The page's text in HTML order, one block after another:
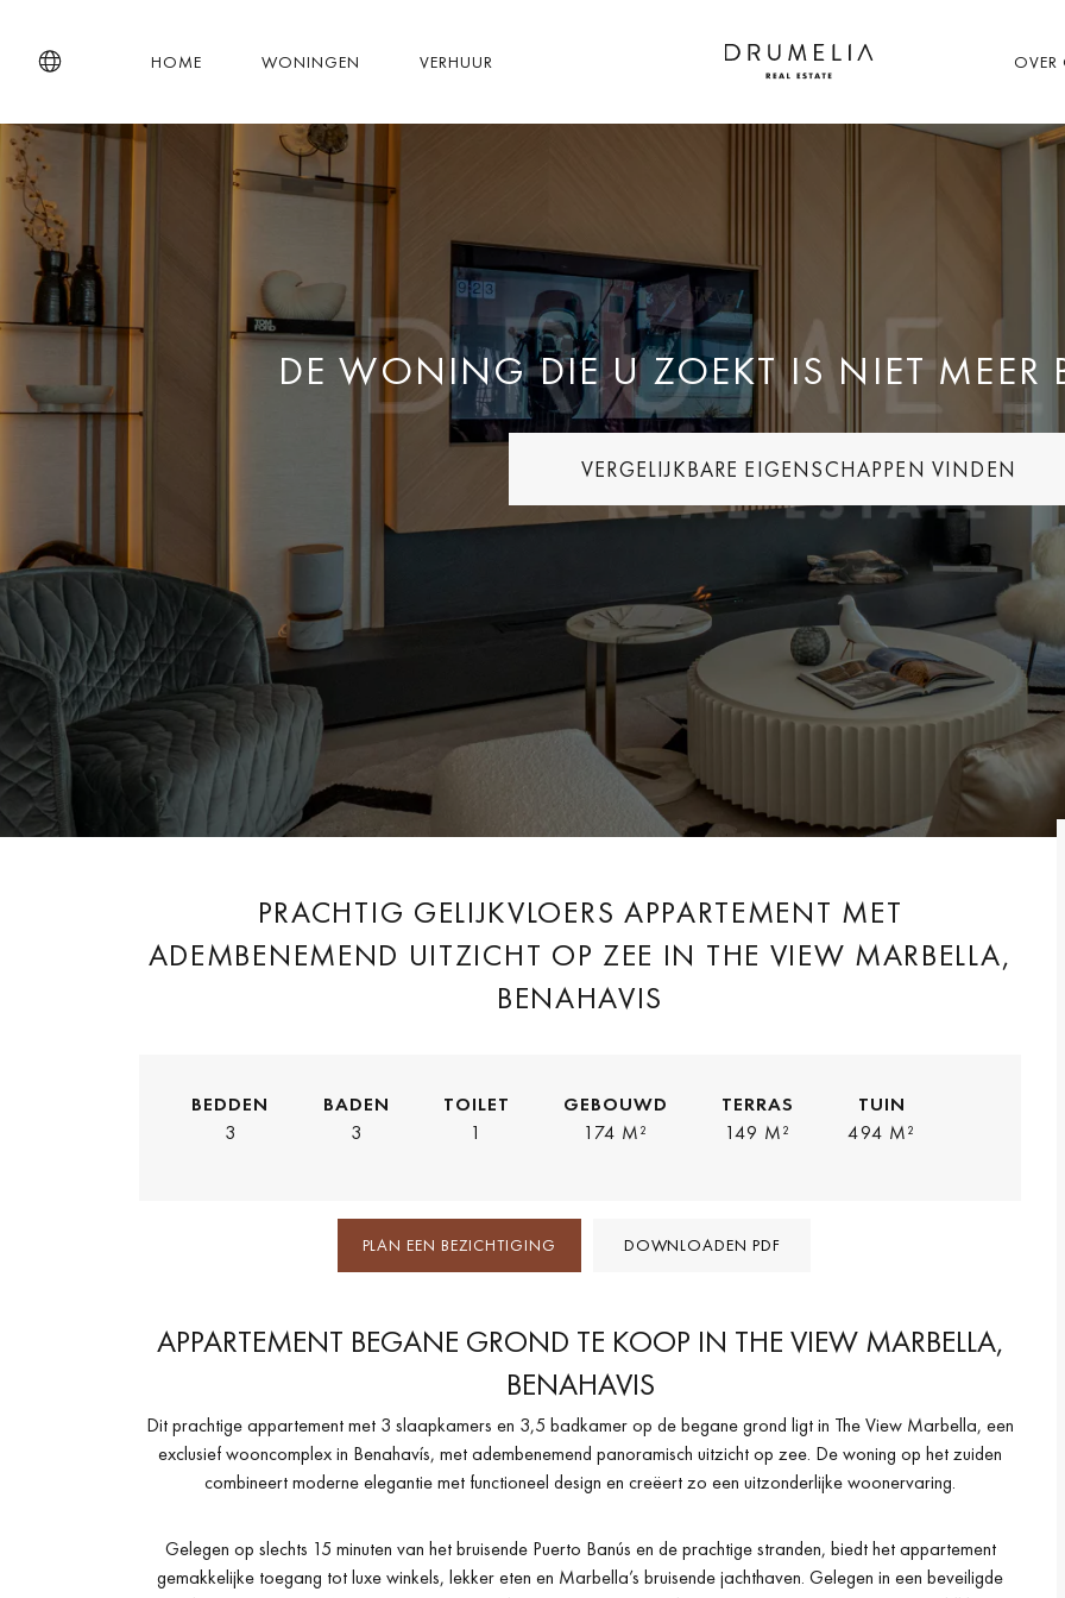
HOME WONINGEN VERHUUR
DE WONING DIE U ZOEKT IS NIET MEER
VERGELIJKBARE EIGENSCHAPPEN VINDEN
PRACHTIG GELIJKVLOERS APPARTEMENT MET
ADEMBENEMEND UITZICHT OP ZEE IN THE VIEW MARBELLA,
BENAHAVIS
BEDDEN
3
BADEN
3
TOILET
1
GEBOUWD
174 M²
TERRAS
149 M²
TUIN
494 M²
PLAN EEN BEZICHTIGING DOWNLOADEN PDF
APPARTEMENT BEGANE GROND TE KOOP IN THE VIEW MARBELLA,
BENAHAVIS
Dit prachtige appartement met 3 slaapkamers en 3,5 badkamer op de begane grond ligt in The View Marbella, een
exclusief wooncomplex in Benahavís, met adembenemend panoramisch uitzicht op zee. De woning op het zuiden
combineert moderne elegantie met functioneel design en creëert zo een uitzonderlijke woonervaring.
Gelegen op slechts 15 minuten van het bruisende Puerto Banús en de prachtige stranden, biedt het appartement
gemakkelijke toegang tot luxe winkels, lekker eten en Marbella’s bruisende jachthaven. Gelegen in een beveiligde